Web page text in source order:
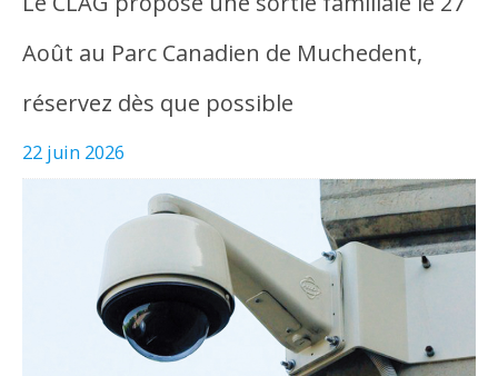
Août au Parc Canadien de Muchedent,
réservez dès que possible
22 juin 2026